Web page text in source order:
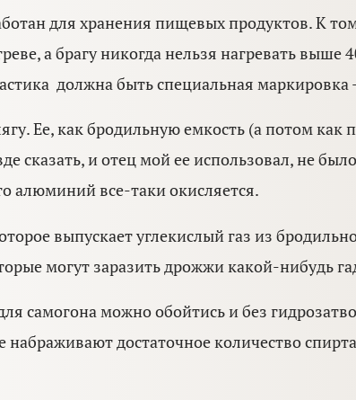
для хранения пищевых продуктов. К
а брагу никогда нельзя нагревать
должна быть специальная
Ее, как бродильную емкость (а потом как
сказать, и отец мой ее использовал, не
алюминий все-таки окисляется.
выпускает углекислый газ из
могут заразить дрожжи какой-нибудь
самогона можно обойтись и без
достаточное количество